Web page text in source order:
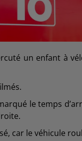
un enfant à
le temps
car le véhicule